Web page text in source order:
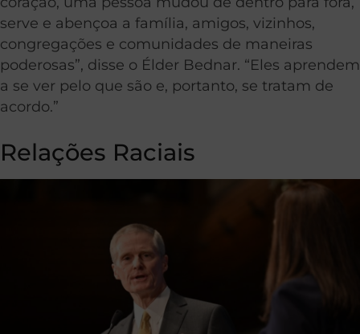
serve e abençoa a família, amigos, vizinhos,
congregações e comunidades de maneiras
poderosas”, disse o Élder Bednar. “Eles aprendem
a se ver pelo que são e, portanto, se tratam de
acordo.”
Relações Raciais